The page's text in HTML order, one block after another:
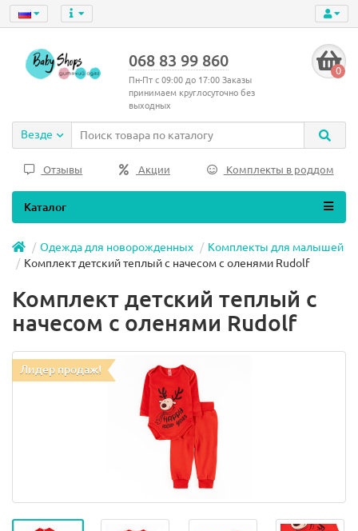
068 83 99 860
Пн-Пт с 09:00 до 17:00 Заказы
принимаем круглосуточно без
выходных
0
Везде
Отзывы Акции Комплекты в роддом
Каталог
Одежда для новорожденных
Комплекты для малышей
Комплект детский теплый с начесом с оленями Rudolf
Комплект детский теплый с
начесом с оленями Rudolf
Лидер продаж!